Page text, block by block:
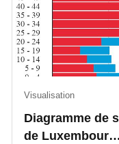
Diagramme de
de Luxembour…
Visualisation